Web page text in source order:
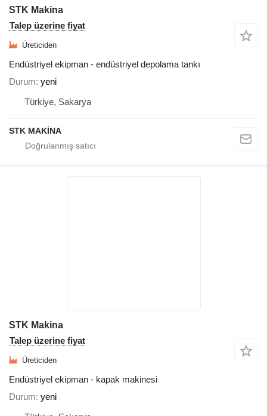
STK Makina
Talep üzerine fiyat
Üreticiden
Endüstriyel ekipman - endüstriyel depolama tankı
Durum yeni
Türkiye, Sakarya
STK MAKİNA
STK Makina
Talep üzerine fiyat
Üreticiden
Endüstriyel ekipman - kapak makinesi
Durum yeni